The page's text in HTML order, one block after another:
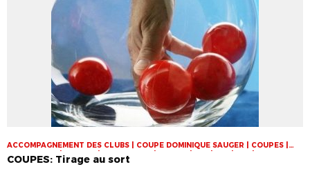
ACCOMPAGNEMENT DES CLUBS | COUPE DOMINIQUE SAUGER | COUPES |
FOOT LOISIR | FUTSAL | INFOS-LIGUE | JEUNES | U14 | U15 | U17 | VIE DES
CLUBS
COUPES: Tirage au sort